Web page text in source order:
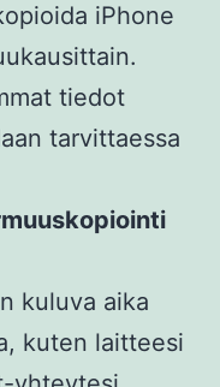
iPhone
tiedot
tarvittaessa
kuluva aika
kuten laitteesi